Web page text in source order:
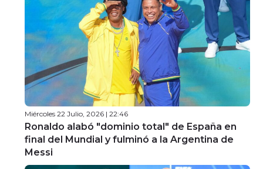
Miércoles 22 Julio, 2026 | 22:46
Ronaldo alabó "dominio total" de España en
final del Mundial y fulminó a la Argentina de
Messi